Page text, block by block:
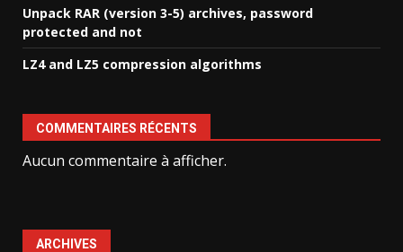
Unpack RAR (version 3-5) archives, password
protected and not
LZ4 and LZ5 compression algorithms
COMMENTAIRES RÉCENTS
Aucun commentaire à afficher.
ARCHIVES